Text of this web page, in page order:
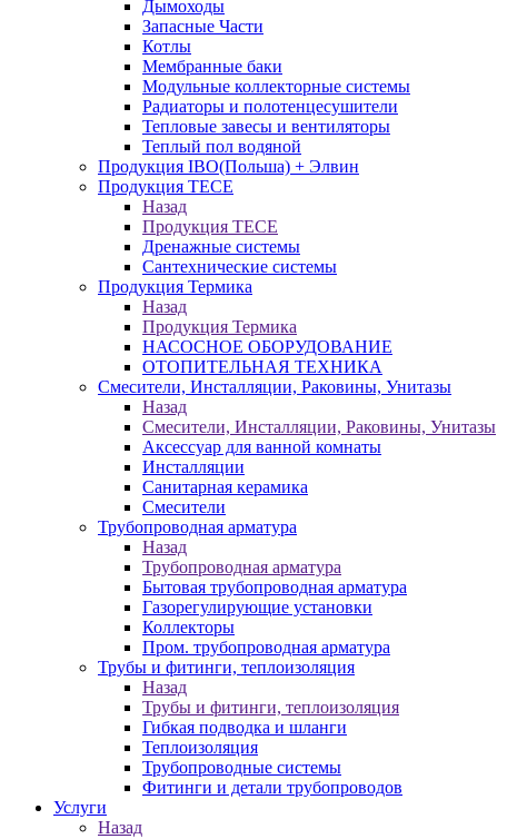
Дымоходы
Запасные Части
Котлы
Мембранные баки
Модульные коллекторные системы
Радиаторы и полотенцесушители
Тепловые завесы и вентиляторы
Теплый пол водяной
Продукция IBO(Польша) + Элвин
Продукция TECE
Назад
Продукция TECE
Дренажные системы
Сантехнические системы
Продукция Термика
Назад
Продукция Термика
НАСОСНОЕ ОБОРУДОВАНИЕ
ОТОПИТЕЛЬНАЯ ТЕХНИКА
Смесители, Инсталляции, Раковины, Унитазы
Назад
Смесители, Инсталляции, Раковины, Унитазы
Аксессуар для ванной комнаты
Инсталляции
Санитарная керамика
Смесители
Трубопроводная арматура
Назад
Трубопроводная арматура
Бытовая трубопроводная арматура
Газорегулирующие установки
Коллекторы
Пром. трубопроводная арматура
Трубы и фитинги, теплоизоляция
Назад
Трубы и фитинги, теплоизоляция
Гибкая подводка и шланги
Теплоизоляция
Трубопроводные системы
Фитинги и детали трубопроводов
Услуги
Назад